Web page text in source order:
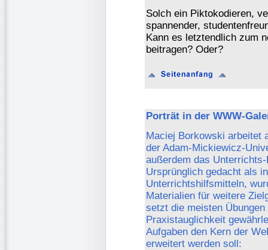
Solch ein Piktokodieren,
spannender,
Kann es letztendlich zum
beitragen? Oder?
Porträt in der WWW-
Maciej Borkowski arbeitet
der Adam-Mickiewicz-
außerdem das
Ursprünglich gedacht als
Unterrichtshilfsmitteln,
Materialien für weitere
setzt die meisten
Praxistauglichkeit
Aufgaben den Kern der
erweitert werden soll: